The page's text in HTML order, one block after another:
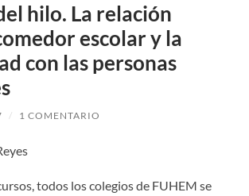
hilo. La relación
escolar y la
con las personas
/ 1 COMENTARIO
todos los colegios de FUHEM se